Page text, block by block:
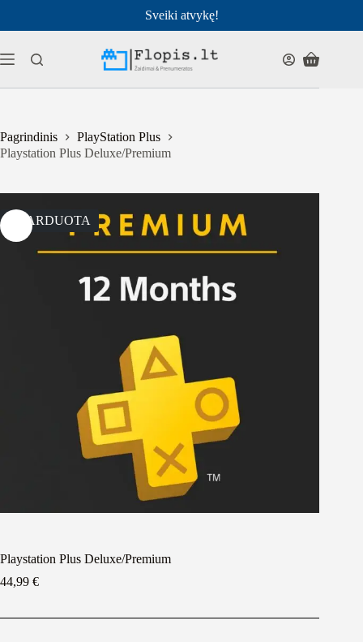
turinio
Sveiki atvykę!
Pirkinių
Pagrindinis
PlayStation Plus
Playstation Plus Deluxe/Premium
IŠPARDUOTA
Playstation Plus Deluxe/Premium
44,99 €